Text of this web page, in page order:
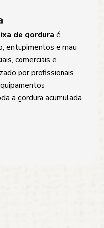
de gordura é
entupimentos e mau
comerciais e
por profissionais
a gordura acumulada